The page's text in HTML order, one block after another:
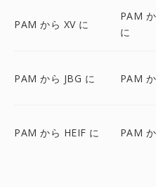
PAM から XV に
PAM
に
PAM から JBG に PAM
PAM から HEIF に PAM